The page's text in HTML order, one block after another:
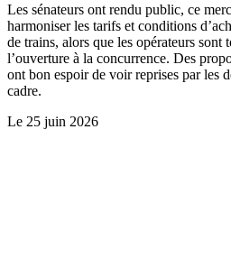
Les sénateurs ont rendu public, ce
harmoniser les tarifs et conditions
de trains, alors que les opérateurs
l’ouverture à la concurrence. Des
ont bon espoir de voir reprises par les
cadre.
Le 25 juin 2026